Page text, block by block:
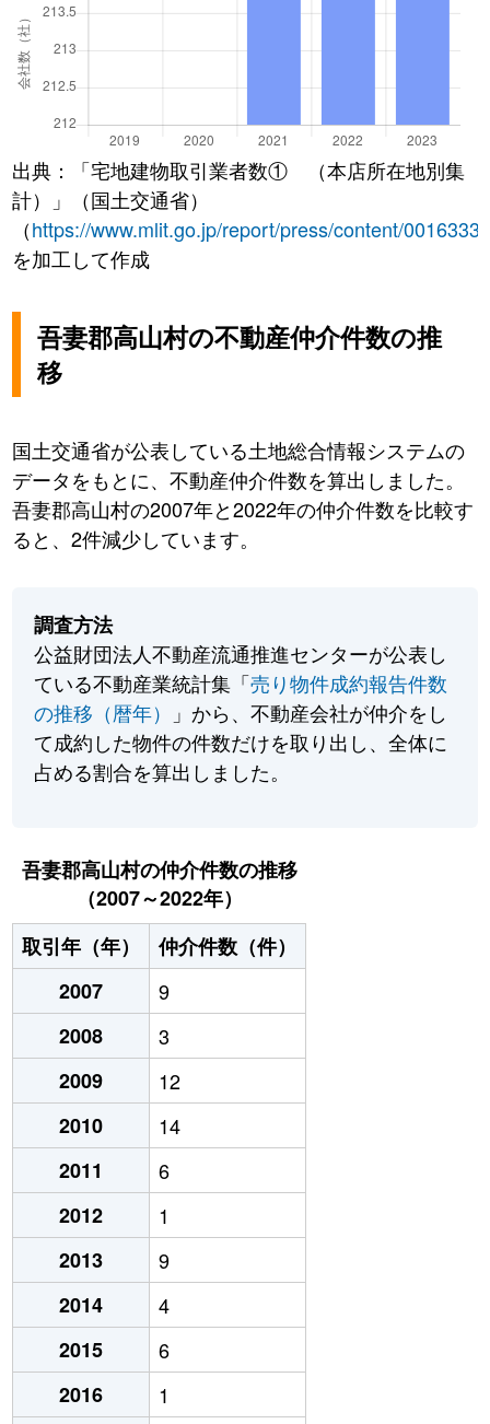
出典：「宅地建物取引業者数① （本店所在地別集
計）」（国土交通省）
（https://www.mlit.go.jp/report/press/content/
を加工して作成
吾妻郡高山村の不動産仲介件数の推
移
国土交通省が公表している土地総合情報システムの
データをもとに、不動産仲介件数を算出しました。
吾妻郡高山村の2007年と2022年の仲介件数を比較す
ると、2件減少しています。
調査方法
公益財団法人不動産流通推進センターが公表し
ている不動産業統計集「売り物件成約報告件数
の推移（暦年）
」から、不動産会社が仲介をし
て成約した物件の件数だけを取り出し、全体に
占める割合を算出しました。
吾妻郡高山村の仲介件数の推移
（2007～2022年）
取引年（年）
仲介件数（件）
2007
9
2008
3
2009
12
2010
14
2011
6
2012
1
2013
9
2014
4
2015
6
2016
1